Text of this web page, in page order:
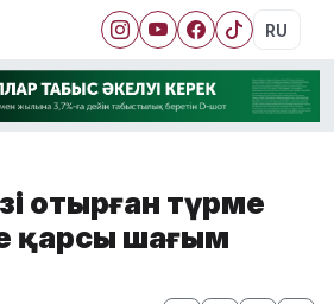
RU
отырған түрме
қарсы шағым